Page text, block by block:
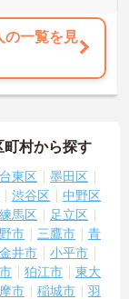
の一覧を見
町村から探す
台東区
墨田区
渋谷区
中野区
練馬区
足立区
市 三鷹市
青
井市
小平市
狛江市
東大
市 稲城市
羽